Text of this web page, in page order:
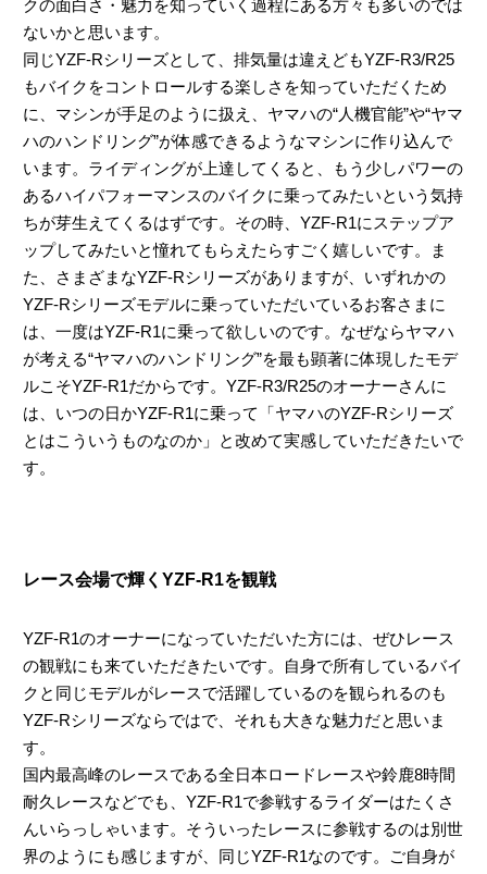
クの面白さ・魅力を知っていく過程にある方々も多いのでは
ないかと思います。
同じYZF-Rシリーズとして、排気量は違えどもYZF-R3/R25
もバイクをコントロールする楽しさを知っていただくため
に、マシンが手足のように扱え、ヤマハの“人機官能”や“ヤマ
ハのハンドリング”が体感できるようなマシンに作り込んで
います。ライディングが上達してくると、もう少しパワーの
あるハイパフォーマンスのバイクに乗ってみたいという気持
ちが芽生えてくるはずです。その時、YZF-R1にステップア
ップしてみたいと憧れてもらえたらすごく嬉しいです。ま
た、さまざまなYZF-Rシリーズがありますが、いずれかの
YZF-Rシリーズモデルに乗っていただいているお客さまに
は、一度はYZF-R1に乗って欲しいのです。なぜならヤマハ
が考える“ヤマハのハンドリング”を最も顕著に体現したモデ
ルこそYZF-R1だからです。YZF-R3/R25のオーナーさんに
は、いつの日かYZF-R1に乗って「ヤマハのYZF-Rシリーズ
とはこういうものなのか」と改めて実感していただきたいで
す。
レース会場で輝くYZF-R1を観戦
YZF-R1のオーナーになっていただいた方には、ぜひレース
の観戦にも来ていただきたいです。自身で所有しているバイ
クと同じモデルがレースで活躍しているのを観られるのも
YZF-Rシリーズならではで、それも大きな魅力だと思いま
す。
国内最高峰のレースである全日本ロードレースや鈴鹿8時間
耐久レースなどでも、YZF-R1で参戦するライダーはたくさ
んいらっしゃいます。そういったレースに参戦するのは別世
界のようにも感じますが、同じYZF-R1なのです。ご自身が